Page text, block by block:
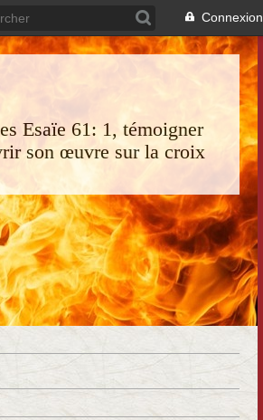
Connexion
Esaïe 61: 1, témoigner
son œuvre sur la croix